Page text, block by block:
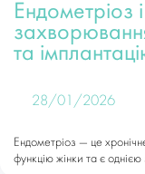
Ендометріоз
та
28/01/2026
Ендометріоз — це
функцію жінки та є